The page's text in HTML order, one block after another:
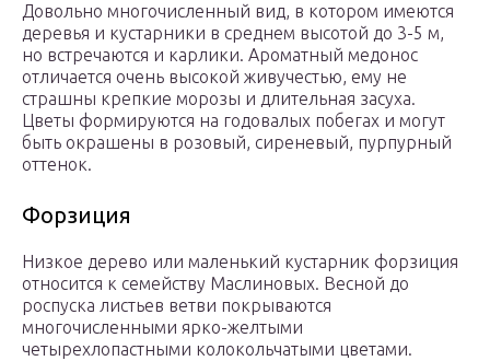
Довольно многочисленный вид, в котором имеются
деревья и кустарники в среднем высотой до 3-5 м,
но встречаются и карлики. Ароматный медонос
отличается очень высокой живучестью, ему не
страшны крепкие морозы и длительная засуха.
Цветы формируются на годовалых побегах и могут
быть окрашены в розовый, сиреневый, пурпурный
оттенок.
Форзиция
Низкое дерево или маленький кустарник форзиция
относится к семейству Маслиновых. Весной до
роспуска листьев ветви покрываются
многочисленными ярко-желтыми
четырехлопастными колокольчатыми цветами.